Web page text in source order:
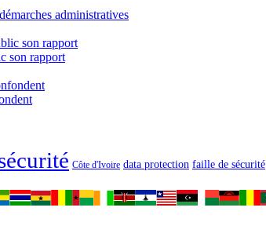
administratives
son rapport
Côte d'Ivoire data protection faille de sécurité